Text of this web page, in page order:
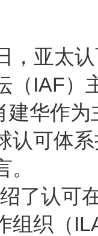
，亚太
（ IAF）
建华作
认可体
了认可
组织（